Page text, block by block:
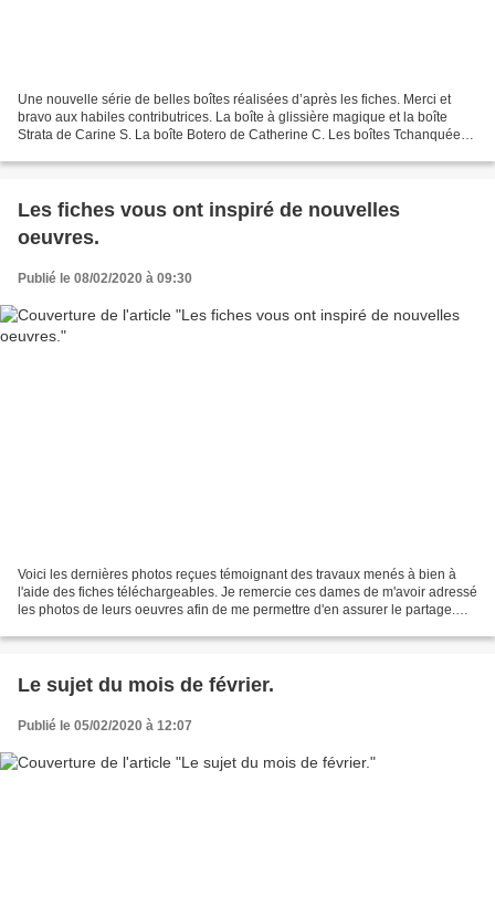
Une nouvelle série de belles boîtes réalisées d’après les fiches. Merci et
bravo aux habiles contributrices. La boîte à glissière magique et la boîte
Strata de Carine S. La boîte Botero de Catherine C. Les boîtes Tchanquée
Les fiches vous ont inspiré de nouvelles
oeuvres.
Publié le 08/02/2020 à 09:30
Voici les dernières photos reçues témoignant des travaux menés à bien à
l'aide des fiches téléchargeables. Je remercie ces dames de m'avoir adressé
les photos de leurs oeuvres afin de me permettre d'en assurer le partage.
Le sujet du mois de février.
Publié le 05/02/2020 à 12:07